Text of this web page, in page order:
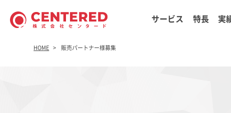
サービス 特長 実
HOME 販売パートナー様募集